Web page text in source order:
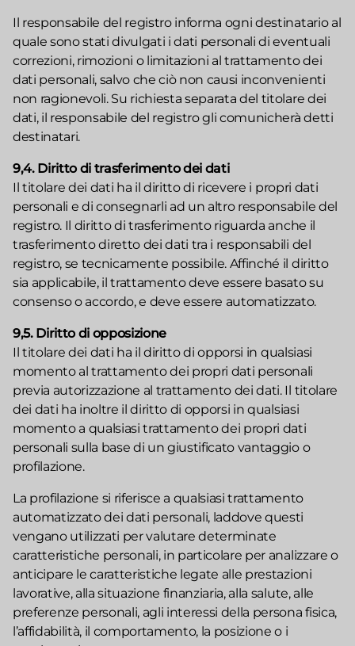
Il responsabile del registro informa ogni destinatario al
quale sono stati divulgati i dati personali di eventuali
correzioni, rimozioni o limitazioni al trattamento dei
dati personali, salvo che ciò non causi inconvenienti
non ragionevoli. Su richiesta separata del titolare dei
dati, il responsabile del registro gli comunicherà detti
destinatari.
9,4. Diritto di trasferimento dei dati
Il titolare dei dati ha il diritto di ricevere i propri dati
personali e di consegnarli ad un altro responsabile del
registro. Il diritto di trasferimento riguarda anche il
trasferimento diretto dei dati tra i responsabili del
registro, se tecnicamente possibile. Affinché il diritto
sia applicabile, il trattamento deve essere basato su
consenso o accordo, e deve essere automatizzato.
9,5. Diritto di opposizione
Il titolare dei dati ha il diritto di opporsi in qualsiasi
momento al trattamento dei propri dati personali
previa autorizzazione al trattamento dei dati. Il titolare
dei dati ha inoltre il diritto di opporsi in qualsiasi
momento a qualsiasi trattamento dei propri dati
personali sulla base di un giustificato vantaggio o
profilazione.
La profilazione si riferisce a qualsiasi trattamento
automatizzato dei dati personali, laddove questi
vengano utilizzati per valutare determinate
caratteristiche personali, in particolare per analizzare o
anticipare le caratteristiche legate alle prestazioni
lavorative, alla situazione finanziaria, alla salute, alle
preferenze personali, agli interessi della persona fisica,
l’affidabilità, il comportamento, la posizione o i